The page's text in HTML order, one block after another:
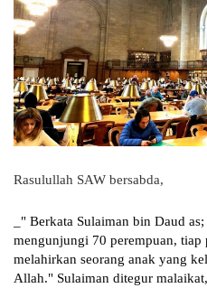
Rasulullah SAW bersabda,
_" Berkata Sulaiman bin Daud
mengunjungi 70 perempuan, tiap
melahirkan seorang anak yang
Allah." Sulaiman ditegur